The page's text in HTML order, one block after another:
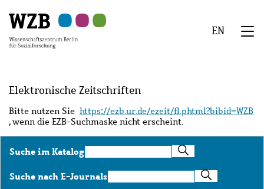
Hauptinhalt
springen
Navigation
springen
Suche
springen
Sekundärnavigation
springen
Fußzeile
springen
EN
Elektronische Zeitschriften
Bitte nutzen Sie https://ezb.ur.de/ezeit/fl.phtml?bibid=WZB
, wenn die EZB-Suchmaske nicht erscheint.
Suche im KatalogSuche
im
Katalog
Suche nach E-JournalsSuche
nach